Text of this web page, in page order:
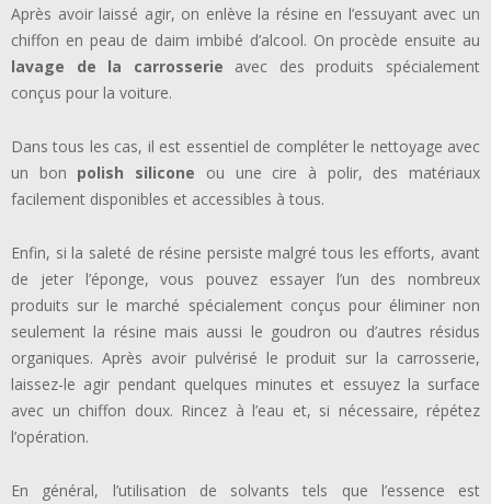
Après avoir laissé agir, on enlève la résine en l’essuyant avec un
chiffon en peau de daim imbibé d’alcool. On procède ensuite au
lavage de la carrosserie avec des produits spécialement
conçus pour la voiture.
Dans tous les cas, il est essentiel de compléter le nettoyage avec
un bon polish silicone ou une cire à polir, des matériaux
facilement disponibles et accessibles à tous.
Enfin, si la saleté de résine persiste malgré tous les efforts, avant
de jeter l’éponge, vous pouvez essayer l’un des nombreux
produits sur le marché spécialement conçus pour éliminer non
seulement la résine mais aussi le goudron ou d’autres résidus
organiques. Après avoir pulvérisé le produit sur la carrosserie,
laissez-le agir pendant quelques minutes et essuyez la surface
avec un chiffon doux. Rincez à l’eau et, si nécessaire, répétez
l’opération.
En général, l’utilisation de solvants tels que l’essence est